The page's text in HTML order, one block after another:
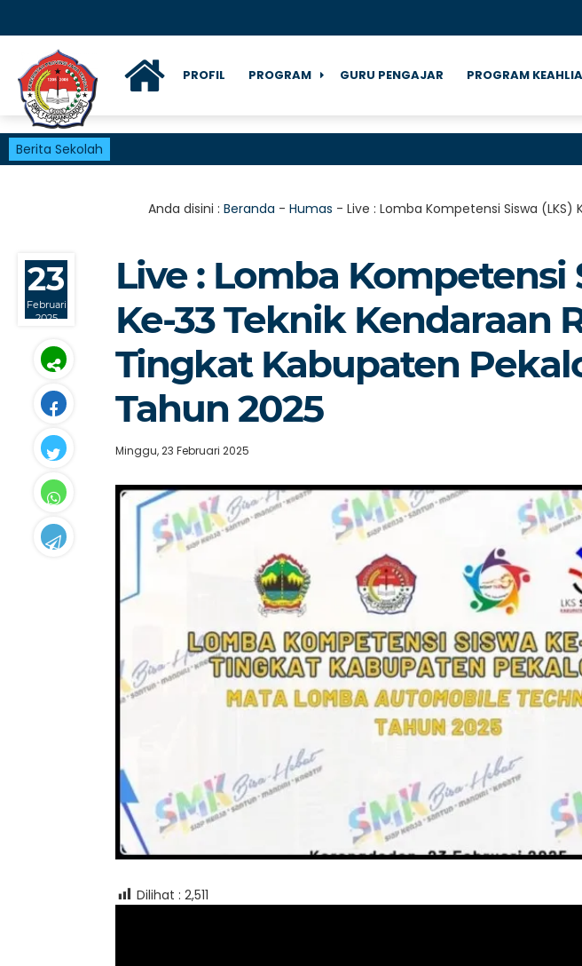
PROFIL PROGRAM GURU PENGAJAR PROGRAM
Berita Sekolah
Anda disini : Beranda - Humas - Live : Lomba Kompetensi Siswa
23
Februari
2025
Live : Lomba Kompetensi
Ke-33 Teknik Kendaraan
Tingkat Kabupaten
Tahun 2025
Minggu, 23 Februari 2025
Dilihat : 2,511